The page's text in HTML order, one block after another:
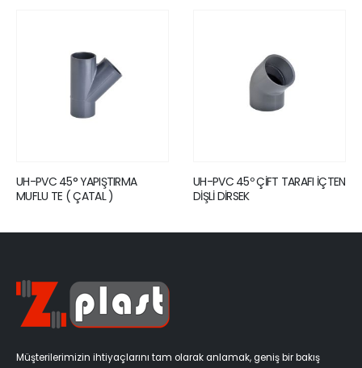
UH-PVC 45° YAPIŞTIRMA
MUFLU TE ( ÇATAL )
UH-PVC 45º ÇİFT TARAFI İÇTEN
DİŞLİ DİRSEK
Müşterilerimizin ihtiyaçlarını tam olarak anlamak, geniş bir bakış